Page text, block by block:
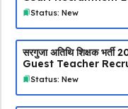
Status: New
सरगुजा अतिथि शिक्षक
Guest Teacher
Status: New